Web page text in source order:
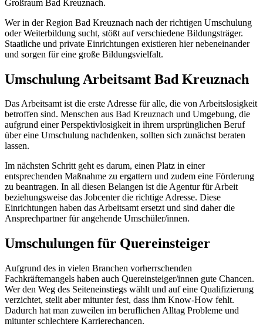
Großraum Bad Kreuznach.
Wer in der Region Bad Kreuznach nach der richtigen Umschulung
oder Weiterbildung sucht, stößt auf verschiedene Bildungsträger.
Staatliche und private Einrichtungen existieren hier nebeneinander
und sorgen für eine große Bildungsvielfalt.
Umschulung Arbeitsamt Bad Kreuznach
Das Arbeitsamt ist die erste Adresse für alle, die von Arbeitslosigkeit
betroffen sind. Menschen aus Bad Kreuznach und Umgebung, die
aufgrund einer Perspektivlosigkeit in ihrem ursprünglichen Beruf
über eine Umschulung nachdenken, sollten sich zunächst beraten
lassen.
Im nächsten Schritt geht es darum, einen Platz in einer
entsprechenden Maßnahme zu ergattern und zudem eine Förderung
zu beantragen. In all diesen Belangen ist die Agentur für Arbeit
beziehungsweise das Jobcenter die richtige Adresse. Diese
Einrichtungen haben das Arbeitsamt ersetzt und sind daher die
Ansprechpartner für angehende Umschüler/innen.
Umschulungen für Quereinsteiger
Aufgrund des in vielen Branchen vorherrschenden
Fachkräftemangels haben auch Quereinsteiger/innen gute Chancen.
Wer den Weg des Seiteneinstiegs wählt und auf eine Qualifizierung
verzichtet, stellt aber mitunter fest, dass ihm Know-How fehlt.
Dadurch hat man zuweilen im beruflichen Alltag Probleme und
mitunter schlechtere Karrierechancen.